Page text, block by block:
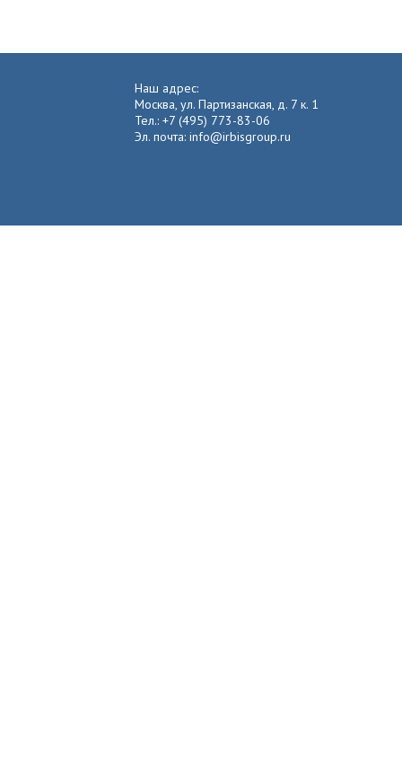
Наш адрес:
Москва, ул. Партизанская, д. 7 к. 1
Тел.: +7 (495) 773-83-06
Эл. почта: info@irbisgroup.ru